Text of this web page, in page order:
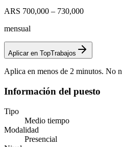
ARS 700,000 – 730,000
mensual
Aplicar en TopTrabajos
Aplica en menos de 2 minutos. No
Información del puesto
Tipo
Medio tiempo
Modalidad
Presencial